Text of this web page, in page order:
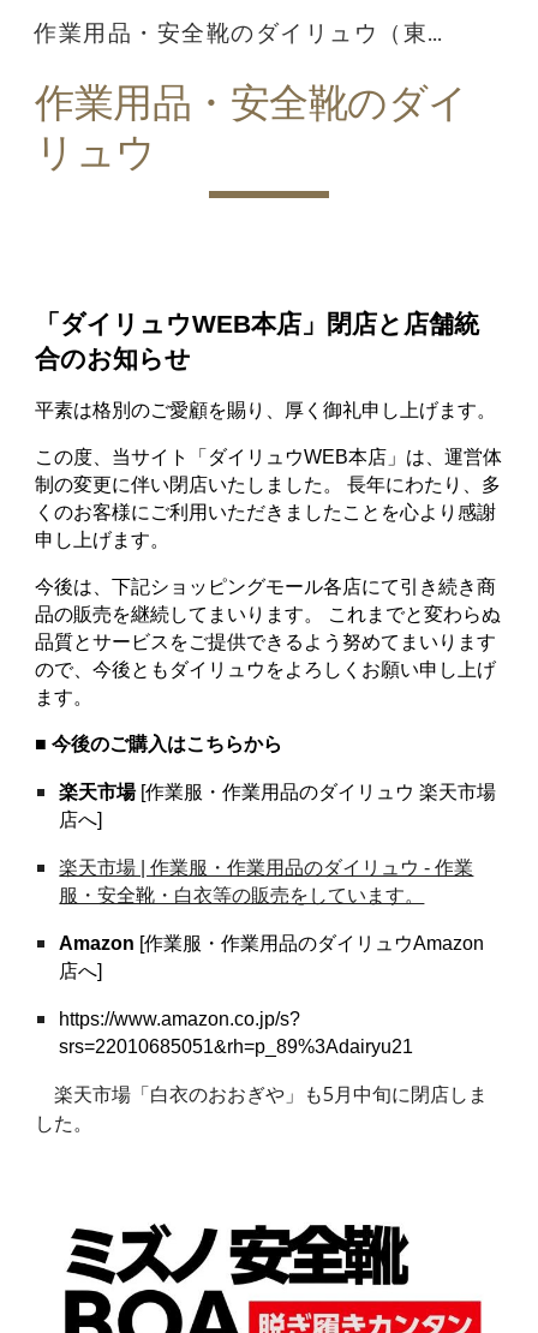
Skip to main content Skip to navigation
作業用品・安全靴のダイリュウ（東京）
作業用品・安全靴のダイ
リュウ
「ダイリュウWEB本店」閉店と店舗統
合のお知らせ
平素は格別のご愛顧を賜り、厚く御礼申し上げます。
この度、当サイト「ダイリュウWEB本店」は、運営体
制の変更に伴い閉店いたしました。 長年にわたり、多
くのお客様にご利用いただきましたことを心より感謝
申し上げます。
今後は、下記ショッピングモール各店にて引き続き商
品の販売を継続してまいります。 これまでと変わらぬ
品質とサービスをご提供できるよう努めてまいります
ので、今後ともダイリュウをよろしくお願い申し上げ
ます。
■ 今後のご購入はこちらから
楽天市場[作業服・作業用品のダイリュウ 楽天市場
店へ]
楽天市場 | 作業服・作業用品のダイリュウ - 作業
服・安全靴・白衣等の販売をしています。
Amazon [作業服・作業用品のダイリュウAmazon
店へ]
https://www.amazon.co.jp/s?
srs=22010685051&rh=p_89%3Adairyu21
楽天市場「白衣のおおぎや」も5月中旬に閉店しま
した。